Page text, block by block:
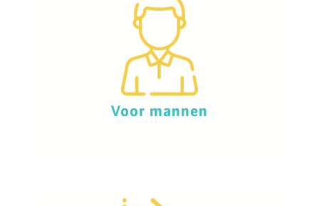
Voor mannen